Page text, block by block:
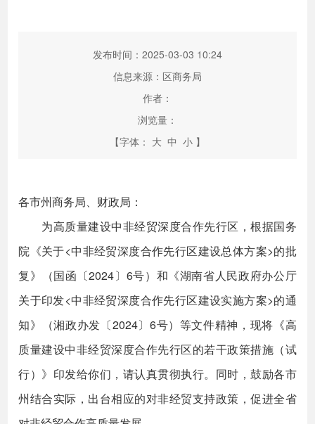
发布时间：2025-03-03 10:24
信息来源：区商务局
作者：
浏览量：
【字体： 大 中 小 】
各市州商务局、财政局：
为高质量建设中非经贸深度合作先行区，根据国务
院《关于<中非经贸深度合作先行区建设总体方案>的批
复》（国函〔2024〕6号）和《湖南省人民政府办公厅
关于印发<中非经贸深度合作先行区建设实施方案>的通
知》（湘政办发〔2024〕6号）等文件精神，现将《高
质量建设中非经贸深度合作先行区的若干政策措施（试
行）》印发给你们，请认真贯彻执行。同时，鼓励各市
州结合实际，出台相应的对非经贸支持政策，促进全省